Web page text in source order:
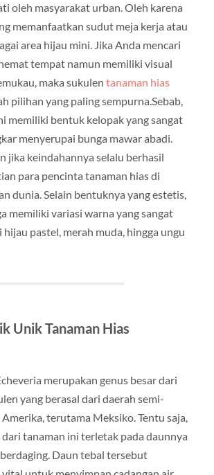
oleh masyarakat urban. Oleh karena
memanfaatkan sudut meja kerja atau
area hijau mini. Jika Anda mencari
tempat namun memiliki visual
maka sukulen tanaman hias
pilihan yang paling sempurna.Sebab,
memiliki bentuk kelopak yang sangat
menyerupai bunga mawar abadi.
jika keindahannya selalu berhasil
para pencinta tanaman hias di
dunia. Selain bentuknya yang estetis,
memiliki variasi warna yang sangat
hijau pastel, merah muda, hingga ungu
Unik Tanaman Hias
merupakan genus besar dari
yang berasal dari daerah semi-
terutama Meksiko. Tentu saja,
tanaman ini terletak pada daunnya
Daun tebal tersebut